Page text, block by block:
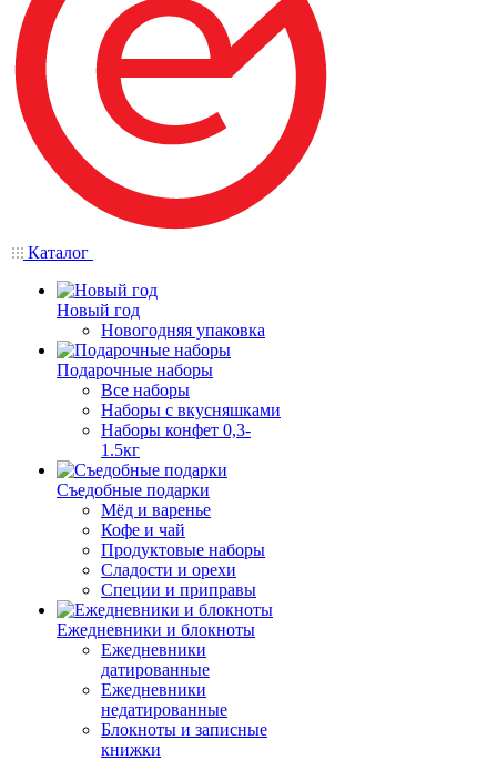
Каталог
Новый год
Новогодняя упаковка
Подарочные наборы
Все наборы
Наборы с вкусняшками
Наборы конфет 0,3-
1.5кг
Съедобные подарки
Мёд и варенье
Кофе и чай
Продуктовые наборы
Сладости и орехи
Специи и приправы
Ежедневники и блокноты
Ежедневники
датированные
Ежедневники
недатированные
Блокноты и записные
книжки